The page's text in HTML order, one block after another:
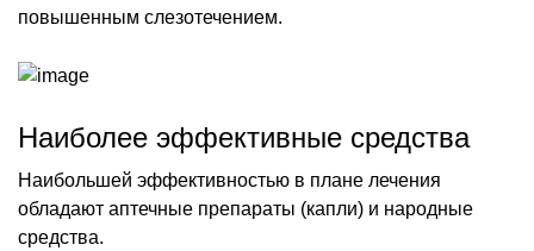
повышенным слезотечением.
Наиболее эффективные средства
Наибольшей эффективностью в плане лечения
обладают аптечные препараты (капли) и народные
средства.